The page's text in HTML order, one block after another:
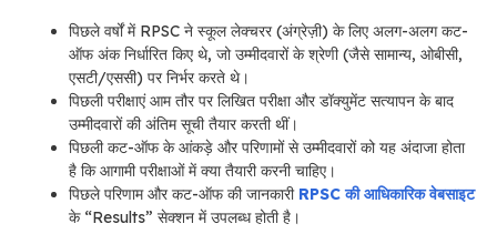
पिछले वर्षों में RPSC ने स्कूल लेक्चरर (अंग्रेज़ी) के लिए अलग-अलग कट-
ऑफ अंक निर्धारित किए थे, जो उम्मीदवारों के श्रेणी (जैसे सामान्य, ओबीसी,
एसटी/एससी) पर निर्भर करते थे।
पिछली परीक्षाएं आम तौर पर लिखित परीक्षा और डॉक्युमेंट सत्यापन के बाद
उम्मीदवारों की अंतिम सूची तैयार करती थीं।
पिछली कट-ऑफ के आंकड़े और परिणामों से उम्मीदवारों को यह अंदाजा होता
है कि आगामी परीक्षाओं में क्या तैयारी करनी चाहिए।
पिछले परिणाम और कट-ऑफ की जानकारी RPSC की आधिकारिक वेबसाइट
के “Results” सेक्शन में उपलब्ध होती है।